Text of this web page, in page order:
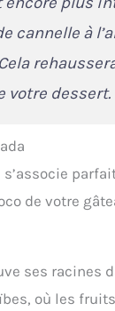
cannelle à
votre dessert.
de votre
ses racines
où les